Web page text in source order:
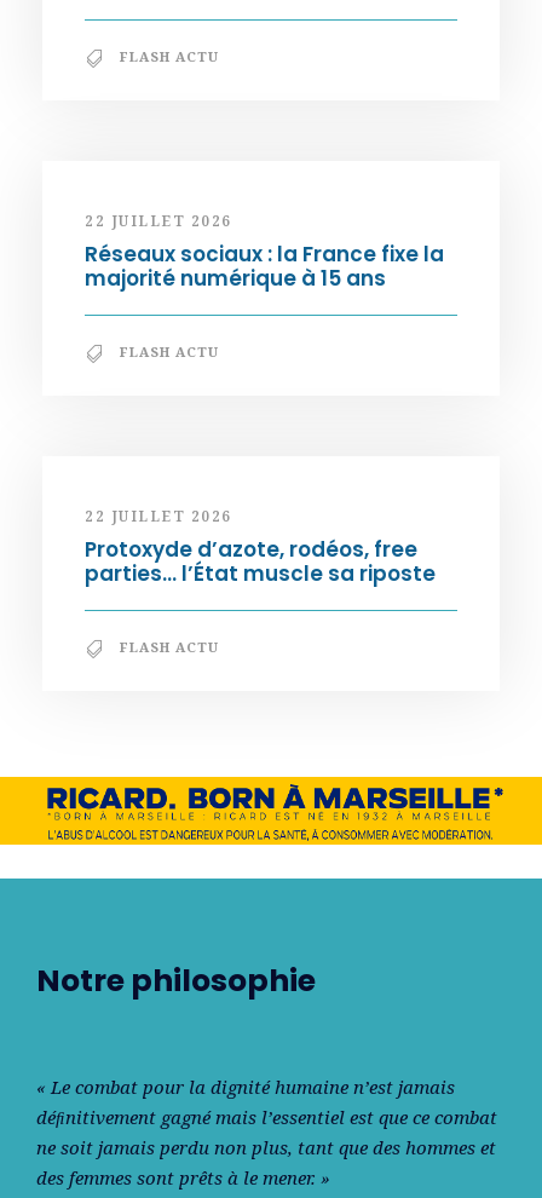
FLASH ACTU
22 JUILLET 2026
Réseaux sociaux : la France fixe la
majorité numérique à 15 ans
FLASH ACTU
22 JUILLET 2026
Protoxyde d’azote, rodéos, free
parties… l’État muscle sa riposte
FLASH ACTU
Notre philosophie
« Le combat pour la dignité humaine n’est jamais
déﬁnitivement gagné mais l’essentiel est que ce combat
ne soit jamais perdu non plus, tant que des hommes et
des femmes sont prêts à le mener. »